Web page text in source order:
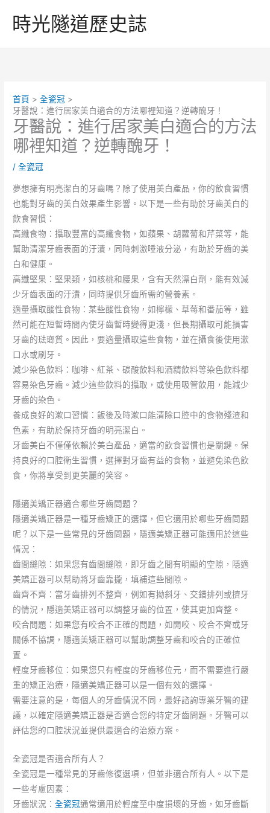
時光隧道歷史誌
首頁
全瓷冠
牙醫說：進行居家美白適合的方法哪裡知道？逆轉醜牙！
牙醫說：進行居家美白適合的方法
哪裡知道？逆轉醜牙！
/全瓷冠
夢想擁有明亮潔白的牙齒嗎？除了使用美白產品，你的飲食習慣
也能對牙齒的美白效果產生影響。以下是一些有助於牙齒美白的
飲食習慣：
高纖食物：攝取豐富的高纖食物，如蘋果、胡蘿蔔和芹菜等，能
幫助清潔牙齒表面的汙漬，同時刺激唾液分泌，有助於牙齒的美
白和健康。
高纖堅果：堅果類，如核桃和腰果，含有天然漂白劑，能有效減
少牙齒表面的汙漬，同時提供牙齒所需的營養素。
適量攝取酸性食物：某些酸性食物，如檸檬、草莓和番茄等，雖
然可能在短暫時間內使牙齒暫時變得更淺，但長期攝取可能損害
牙齒的琺瑯質。因此，要適量攝取這些食物，並在攝食後使用漱
口水或刷牙。
減少染色飲料：咖啡、紅茶、碳酸飲料和酒精飲料等染色飲料都
容易染色牙齒。減少這些飲料的攝取，或使用吸管飲用，能減少
牙齒的染色。
養成良好的漱口習慣：飯後及時漱口能清除口腔中的食物殘渣和
色素，有助於保持牙齒的明亮潔白。
牙齒美白不僅僅依賴於美白產品，適當的飲食習慣也是關鍵。保
持良好的口腔衛生習慣，選擇對牙齒有益的食物，並避免染色飲
食，你將享受到更美麗的笑容。
隱適美矯正器適合哪些牙齒問題？
隱適美矯正器是一種牙齒矯正的選擇，但它適用於哪些牙齒問題
呢？以下是一些常見的牙齒問題，隱適美矯正器可能適用於這些
情況：
齒間縫隙：如果您有齒間縫隙，即牙齒之間有明顯的空隙，隱適
美矯正器可以幫助將牙齒靠攏，填補這些間隙。
齒齊不齊：當牙齒排列不整齊，例如有拗斜牙、交錯排列或擠牙
的情況，隱適美矯正器可以調整牙齒的位置，使其更加齊整。
咬合問題：如果您有咬合不正確的問題，如開咬、咬合不齊或牙
關係不協調，隱適美矯正器可以幫助調整牙齒和咬合的正確位
置。
輕度牙齒移位：如果您只有輕度的牙齒移位元，而不需要進行嚴
重的矯正治療，隱適美矯正器可以是一個有效的選擇。
需要注意的是，每個人的牙齒情況不同，最好諮詢專業牙醫的建
議，以確定隱適美矯正器是否適合您的特定牙齒問題。牙醫可以
評估您的口腔狀況並提供最適合的治療方案。
全瓷冠是否適合所有人？
全瓷冠是一種常見的牙齒修復選項，但並非適合所有人。以下是
一些考慮因素：
牙齒狀況：全瓷冠通常適用於輕度至中度損壞的牙齒，如牙齒斷